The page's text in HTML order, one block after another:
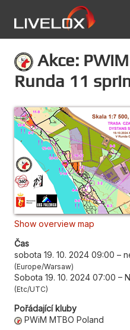
Akce:
Runda 11
Show overview map
Čas
sobota 19. 10. 2024 09:00 –
Europe/Warsaw
Sobota 19. 10. 2024 07:00 –
Etc/UTC
Pořádající kluby
PWiM MTBO Poland